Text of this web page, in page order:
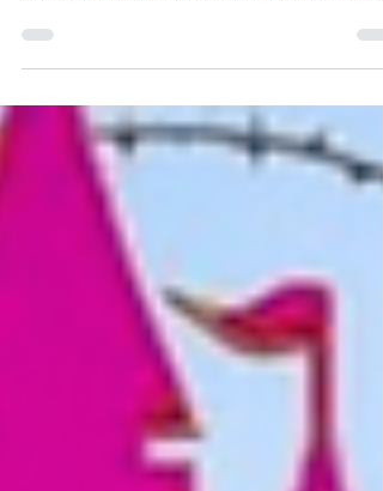
el Reino Unido se llamará Universal United
Kingdom Resort y contará con una
millones de libras esterlinas. Comcast
NBCUniversal afirmó que esperaba que la
atracción atrajera a 8,5 millones de
visitantes al año cuando abriera sus
puertas en 2031, con la ambición de que
convirtiera en el parque temático más
visitado de Europa. El gigante
estadounidense del entre